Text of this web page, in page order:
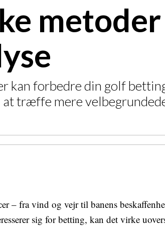
kan forbedre din golf
træffe mere
– fra vind og vejr til banens
sig for betting, kan det virke